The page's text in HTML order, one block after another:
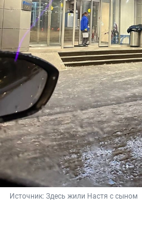
Источник: Здесь жили Настя с сыном